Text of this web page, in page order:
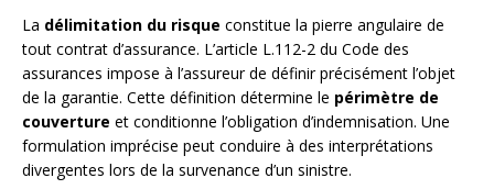
La délimitation du risque constitue la pierre angulaire de
tout contrat d’assurance. L’article L.112-2 du Code des
assurances impose à l’assureur de définir précisément l’objet
de la garantie. Cette définition détermine le périmètre de
couverture et conditionne l’obligation d’indemnisation. Une
formulation imprécise peut conduire à des interprétations
divergentes lors de la survenance d’un sinistre.